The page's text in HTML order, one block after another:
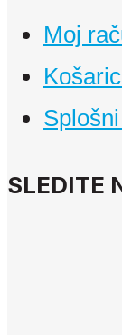
Moj
SLEDITE